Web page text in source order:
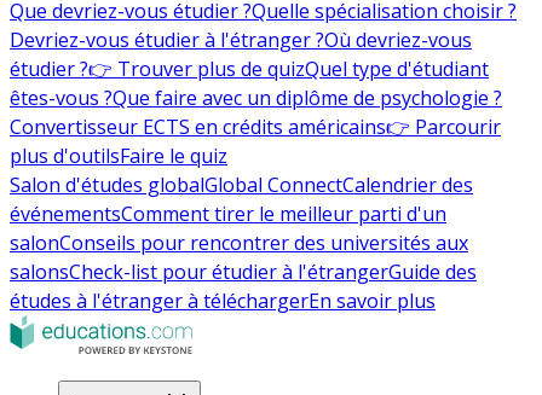
Que devriez-vous étudier ?Quelle spécialisation choisir ?
Devriez-vous étudier à l'étranger ?Où devriez-vous
étudier ?👉 Trouver plus de quizQuel type d'étudiant
êtes-vous ?Que faire avec un diplôme de psychologie ?
Convertisseur ECTS en crédits américains👉 Parcourir
plus d'outilsFaire le quiz
Salon d'études globalGlobal ConnectCalendrier des
événementsComment tirer le meilleur parti d'un
salonConseils pour rencontrer des universités aux
salonsCheck-list pour étudier à l'étrangerGuide des
études à l'étranger à téléchargerEn savoir plus